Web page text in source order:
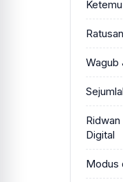
Wagub
Digital
Modus